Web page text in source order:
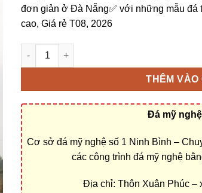
đơn giản ở Đà Nẵng✅ với những mẫu
cao, Giá rẻ T08, 2026
Bán và xây dựng, làm Mộ đá đơn giản ở Đà
THÊM VÀO
Đá mỹ
Cơ sở đá mỹ nghệ số 1 Ninh Bình –
các công trình đá mỹ nghệ
Địa chỉ: Thôn Xuân Phúc –